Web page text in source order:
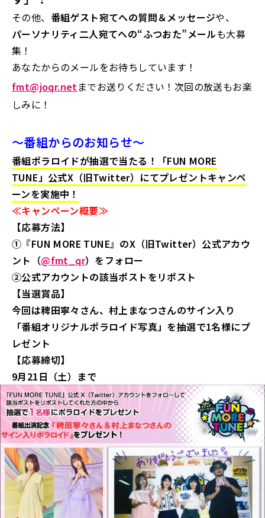
その他、 番組ゲスト宛てへの質問＆メッセージや、
パーソナリティ二人宛てへの“ふつおた”メールも大募
集！
あなたからのメールをお待ちしています！
fmt@joqr.net までお送りください！ 次回の放送もお楽
しみに！
～番組からのお知らせ～
番組ポラロイドが抽選で当たる！「FUN MORE
TUNE」公式X（旧Twitter）にてプレゼントキャンペ
ーンを実施中！
≪キャンペーン概要≫
【応募方法】
①『FUN MORE TUNE』のX（旧Twitter）公式アカウ
ント（@fmt_qr）をフォロー
②公式アカウントの該当ポストをリポスト
【当選賞品】
今回は稗田寧々さん、村上まなつさんのサイン入り
「番組オリジナルポラロイド写真」を抽選で1名様にプ
レゼント
【応募締切】
9月21日（土）まで